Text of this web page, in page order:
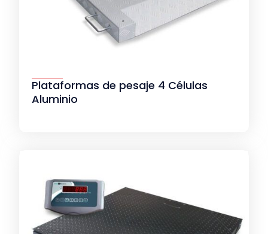
Plataformas de pesaje 4 Células
Aluminio